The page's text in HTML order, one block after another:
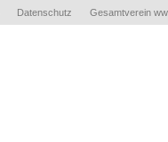
Datenschutz Gesamtverein